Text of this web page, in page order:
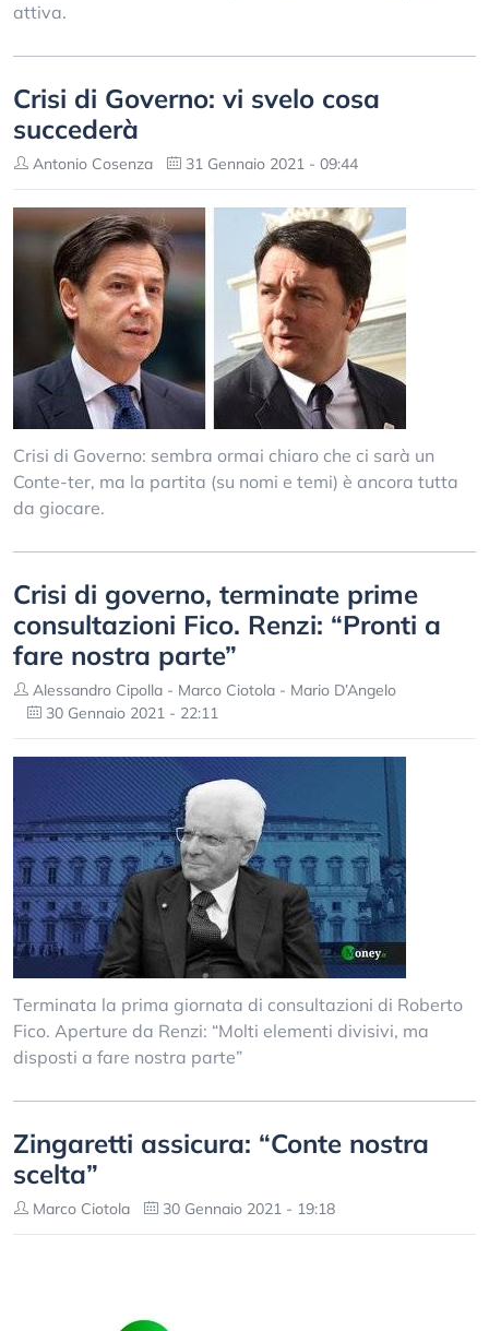
attiva.
Crisi di Governo: vi svelo cosa
succederà
Antonio Cosenza 31 Gennaio 2021 - 09:44
Crisi di Governo: sembra ormai chiaro che ci sarà un
Conte-ter, ma la partita (su nomi e temi) è ancora tutta
da giocare.
Crisi di governo, terminate prime
consultazioni Fico. Renzi: “Pronti a
fare nostra parte”
Alessandro Cipolla - Marco Ciotola - Mario D’Angelo
30 Gennaio 2021 - 22:11
Terminata la prima giornata di consultazioni di Roberto
Fico. Aperture da Renzi: “Molti elementi divisivi, ma
disposti a fare nostra parte”
Zingaretti assicura: “Conte nostra
scelta”
Marco Ciotola 30 Gennaio 2021 - 19:18